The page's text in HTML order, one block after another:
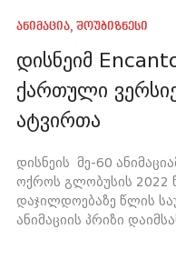
ანიმაცია, შოუბიზნესი
დისნეიმ
ქართული
ატვირთა
დისნეის მე-60
ოქროს გლობუსის 2022
დაჯილდოებაზე წლის
ანიმაციის პრიზი